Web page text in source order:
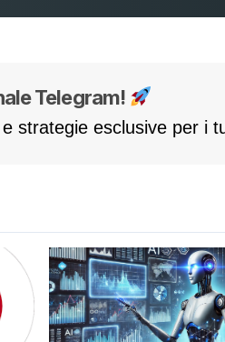
Telegram!
strategie esclusive per i